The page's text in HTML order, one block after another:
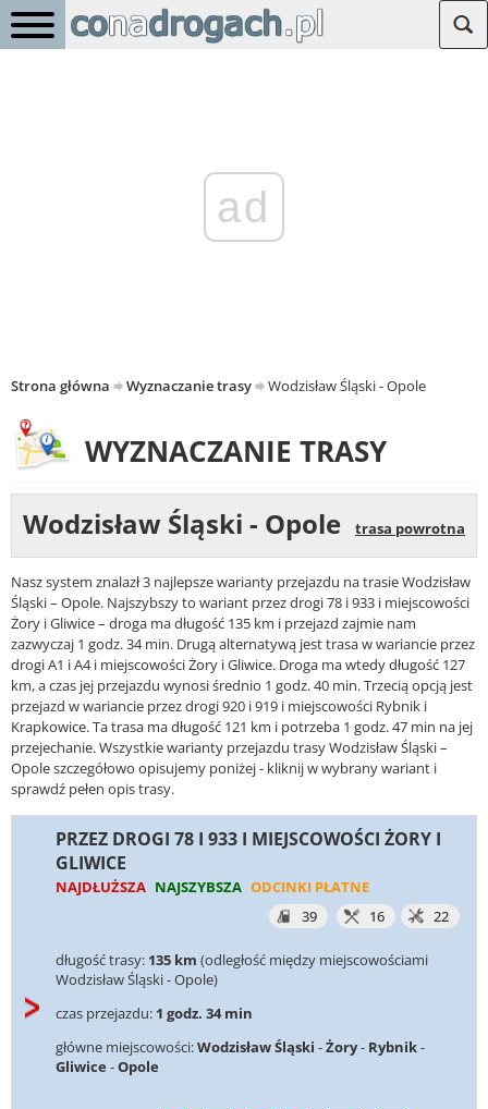
ad
Strona główna Wyznaczanie trasy Wodzisław Śląski - Opole
WYZNACZANIE TRASY
Wodzisław Śląski - Opole trasa powrotna
Nasz system znalazł 3 najlepsze warianty przejazdu na trasie Wodzisław
Śląski – Opole. Najszybszy to wariant przez drogi 78 i 933 i miejscowości
Żory i Gliwice – droga ma długość 135 km i przejazd zajmie nam
zazwyczaj 1 godz. 34 min. Drugą alternatywą jest trasa w wariancie przez
drogi A1 i A4 i miejscowości Żory i Gliwice. Droga ma wtedy długość 127
km, a czas jej przejazdu wynosi średnio 1 godz. 40 min. Trzecią opcją jest
przejazd w wariancie przez drogi 920 i 919 i miejscowości Rybnik i
Krapkowice. Ta trasa ma długość 121 km i potrzeba 1 godz. 47 min na jej
przejechanie. Wszystkie warianty przejazdu trasy Wodzisław Śląski –
Opole szczegółowo opisujemy poniżej - kliknij w wybrany wariant i
sprawdź pełen opis trasy.
PRZEZ DROGI 78 I 933 I MIEJSCOWOŚCI ŻORY I
GLIWICE
NAJDŁUŻSZA NAJSZYBSZA ODCINKI PŁATNE
39
16 22
długość trasy: 135 km (odległość między miejscowościami
Wodzisław Śląski - Opole)
czas przejazdu: 1 godz. 34 min
główne miejscowości:Wodzisław Śląski -Żory- Rybnik-
Gliwice -Opole